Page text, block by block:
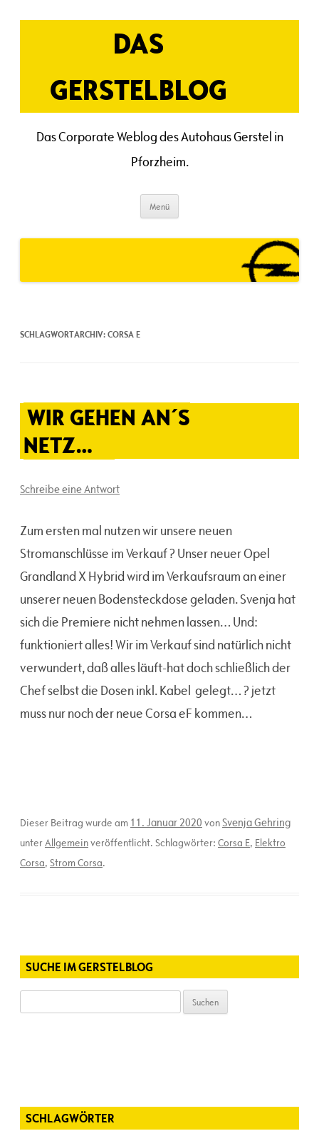
Inhalt
DAS
GERSTELBLOG
Das Corporate Weblog des Autohaus Gerstel in
Pforzheim.
Menü
SCHLAGWORTARCHIV:CORSA E
WIR GEHEN AN´S
NETZ…
Schreibe eine Antwort
Zum ersten mal nutzen wir unsere neuen
Stromanschlüsse im Verkauf ? Unser neuer Opel
Grandland X Hybrid wird im Verkaufsraum an einer
unserer neuen Bodensteckdose geladen. Svenja hat
sich die Premiere nicht nehmen lassen… Und:
funktioniert alles! Wir im Verkauf sind natürlich nicht
verwundert, daß alles läuft-hat doch schließlich der
Chef selbst die Dosen inkl. Kabel gelegt… ? jetzt
muss nur noch der neue Corsa eF kommen…
Dieser Beitrag wurde am 11. Januar 2020 vonSvenja Gehring
unterAllgemeinveröffentlicht. Schlagwörter: Corsa E, Elektro
Corsa, Strom Corsa.
SUCHE IM GERSTELBLOG
nach:
SCHLAGWÖRTER